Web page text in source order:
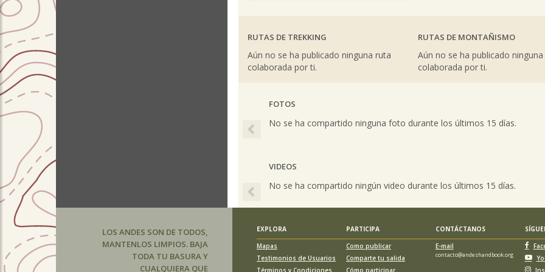
RUTAS DE TREKKING
Aún no se ha publicado ninguna ruta
colaborada por ti.
RUTAS DE MONTAÑISMO
Aún no se ha publicado
colaborada por ti.
FOTOS
No se ha compartido ninguna foto durante los últimos 15 días.
Previous
VIDEOS
No se ha compartido ningún video durante los últimos 15 días.
Previous
LOS ANDES SON DE TODOS,
MANTENLOS LIMPIOS. BAJA
TODA TU BASURA Y
CUALQUIERA QUE
EXPLORA PARTICIPA CONTÁCTANOS
Mapas
Testimonios de Usuarios
Términos y Condiciones
Como publicar
Comparte tu salida
Cómo participar
E-mail
contacto@andeshandbook.org